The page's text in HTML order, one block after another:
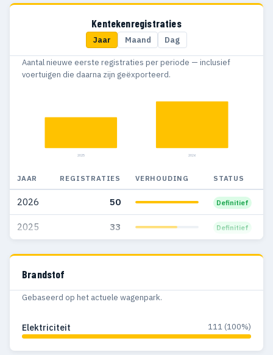
Kentekenregistraties
Jaar Maand Dag
Aantal nieuwe eerste registraties per periode — inclusief
voertuigen die daarna zijn geëxporteerd.
2025 2026
JAAR REGISTRATIES VERHOUDING STATUS
2026 50 Definitief
2025 33 Definitief
Brandstof
Gebaseerd op het actuele wagenpark.
Elektriciteit 111 (100%)